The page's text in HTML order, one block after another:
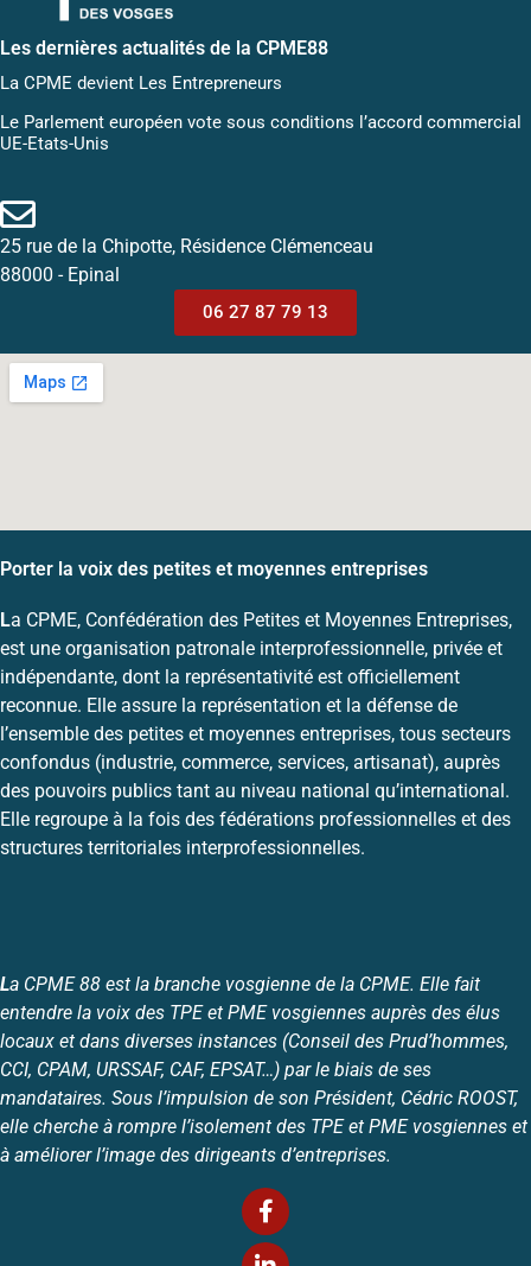
Les dernières actualités de la CPME88
La CPME devient Les Entrepreneurs
Le Parlement européen vote sous conditions l’accord commercial
UE-Etats-Unis
25 rue de la Chipotte, Résidence Clémenceau
88000 - Epinal
06 27 87 79 13
Porter la voix des petites et moyennes entreprises
La CPME, Confédération des Petites et Moyennes Entreprises,
est une organisation patronale interprofessionnelle, privée et
indépendante, dont la représentativité est officiellement
reconnue. Elle assure la représentation et la défense de
l’ensemble des petites et moyennes entreprises, tous secteurs
confondus (industrie, commerce, services, artisanat), auprès
des pouvoirs publics tant au niveau national qu’international.
Elle regroupe à la fois des fédérations professionnelles et des
structures territoriales interprofessionnelles.
La CPME 88 est la branche vosgienne de la CPME. Elle fait
entendre la voix des TPE et PME vosgiennes auprès des élus
locaux et dans diverses instances (Conseil des Prud’hommes,
CCI, CPAM, URSSAF, CAF, EPSAT…) par le biais de ses
mandataires. Sous l’impulsion de son Président, Cédric ROOST,
elle cherche à rompre l’isolement des TPE et PME vosgiennes et
à améliorer l’image des dirigeants d’entreprises.